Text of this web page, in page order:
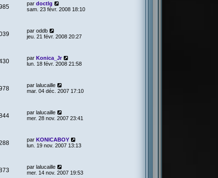
par doctlg
sam. 23 févr. 2008 18:10
par oddb
jeu. 21 févr. 2008 20:27
par Konica_Jr
lun. 18 févr. 2008 21:58
par lalucaille
mar. 04 déc. 2007 17:10
par lalucaille
mer. 28 nov. 2007 23:41
par KONICABOY
lun. 19 nov. 2007 13:13
par lalucaille
mer. 14 nov. 2007 19:53